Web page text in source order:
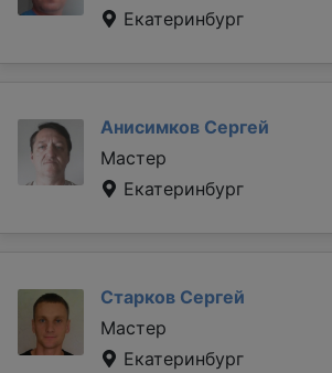
Екатеринбург
Анисимков Сергей
Мастер
Екатеринбург
Старков Сергей
Мастер
Екатеринбург